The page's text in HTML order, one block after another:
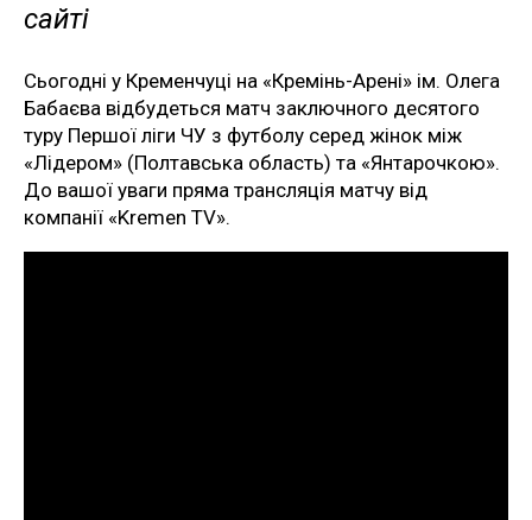
сайті
Сьогодні у Кременчуці на «Кремінь-Арені» ім. Олега
Бабаєва відбудеться матч заключного десятого
туру Першої ліги ЧУ з футболу серед жінок між
«Лідером» (Полтавська область) та «Янтарочкою».
До вашої уваги пряма трансляція матчу від
компанії «Kremen TV».